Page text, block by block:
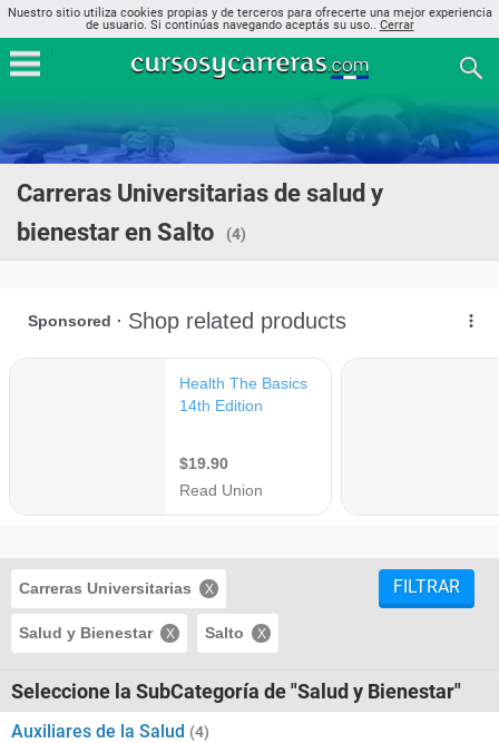
Nuestro sitio utiliza cookies propias y de terceros para ofrecerte una mejor experiencia
de usuario. Si continúas navegando aceptás su uso.. Cerrar
Carreras Universitarias de salud y
bienestar en Salto
(4)
Carreras Universitarias
Salud y Bienestar Salto
FILTRAR
Seleccione la SubCategoría de "Salud y Bienestar"
Auxiliares de la Salud (4)